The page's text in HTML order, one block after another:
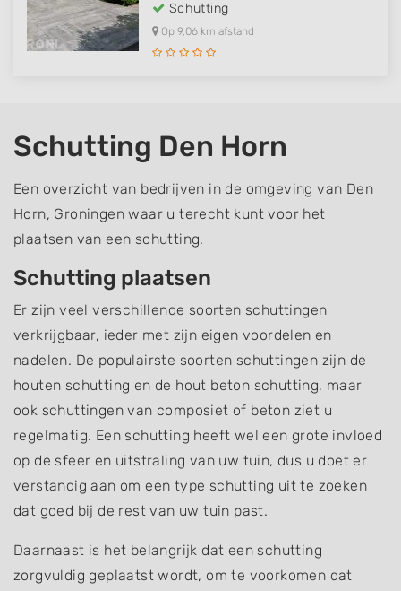
Schutting
Op 9,06 km afstand
Schutting Den Horn
Een overzicht van bedrijven in de omgeving van Den
Horn, Groningen waar u terecht kunt voor het
plaatsen van een schutting.
Schutting plaatsen
Er zijn veel verschillende soorten schuttingen
verkrijgbaar, ieder met zijn eigen voordelen en
nadelen. De populairste soorten schuttingen zijn de
houten schutting en de hout beton schutting, maar
ook schuttingen van composiet of beton ziet u
regelmatig. Een schutting heeft wel een grote invloed
op de sfeer en uitstraling van uw tuin, dus u doet er
verstandig aan om een type schutting uit te zoeken
dat goed bij de rest van uw tuin past.
Daarnaast is het belangrijk dat een schutting
zorgvuldig geplaatst wordt, om te voorkomen dat